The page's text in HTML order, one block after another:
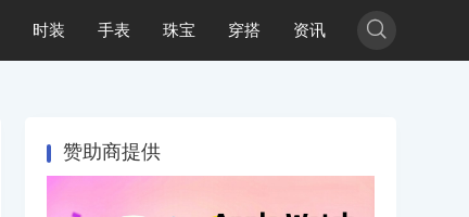
时装 手表 珠宝 穿搭 资讯 
赞助商提供